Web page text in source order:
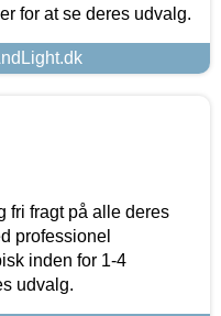
for at se deres udvalg.
fri fragt på alle deres
professionel
inden for 1-4
udvalg.